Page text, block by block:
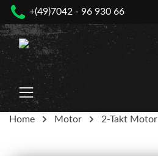
springen
+(49)7042 - 96 930 66
Home Motor 2-Takt Motor